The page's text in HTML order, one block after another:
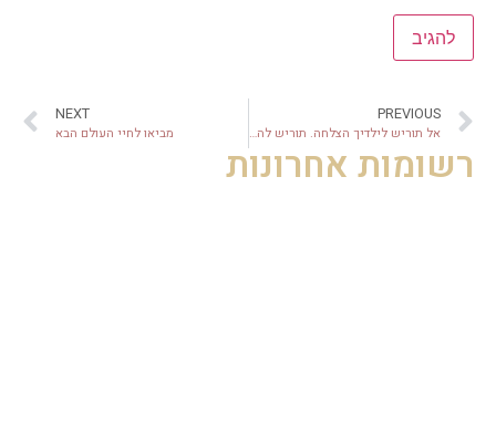
PREVIOUS
אל תוריש לילדיך הצלחה. תוריש להם תיאבון להצלחה!
NEXT
מביאו לחיי העולם הבא
רשומות אחרונות